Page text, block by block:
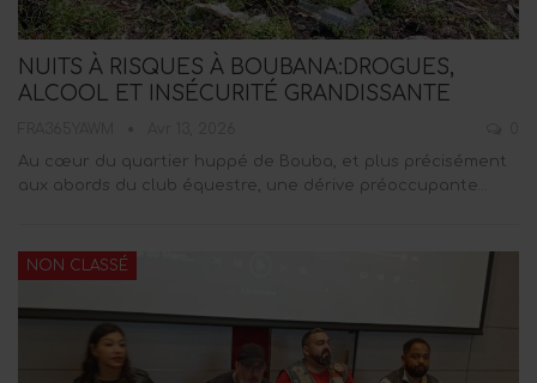
NUITS À RISQUES À BOUBANA:DROGUES,
ALCOOL ET INSÉCURITÉ GRANDISSANTE
Au cœur du quartier huppé de Bouba, et plus précisément
aux abords du club équestre, une dérive préoccupante…
NON CLASSÉ